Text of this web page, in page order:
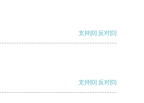
支持[0] 反对[0]
支持[0] 反对[0]